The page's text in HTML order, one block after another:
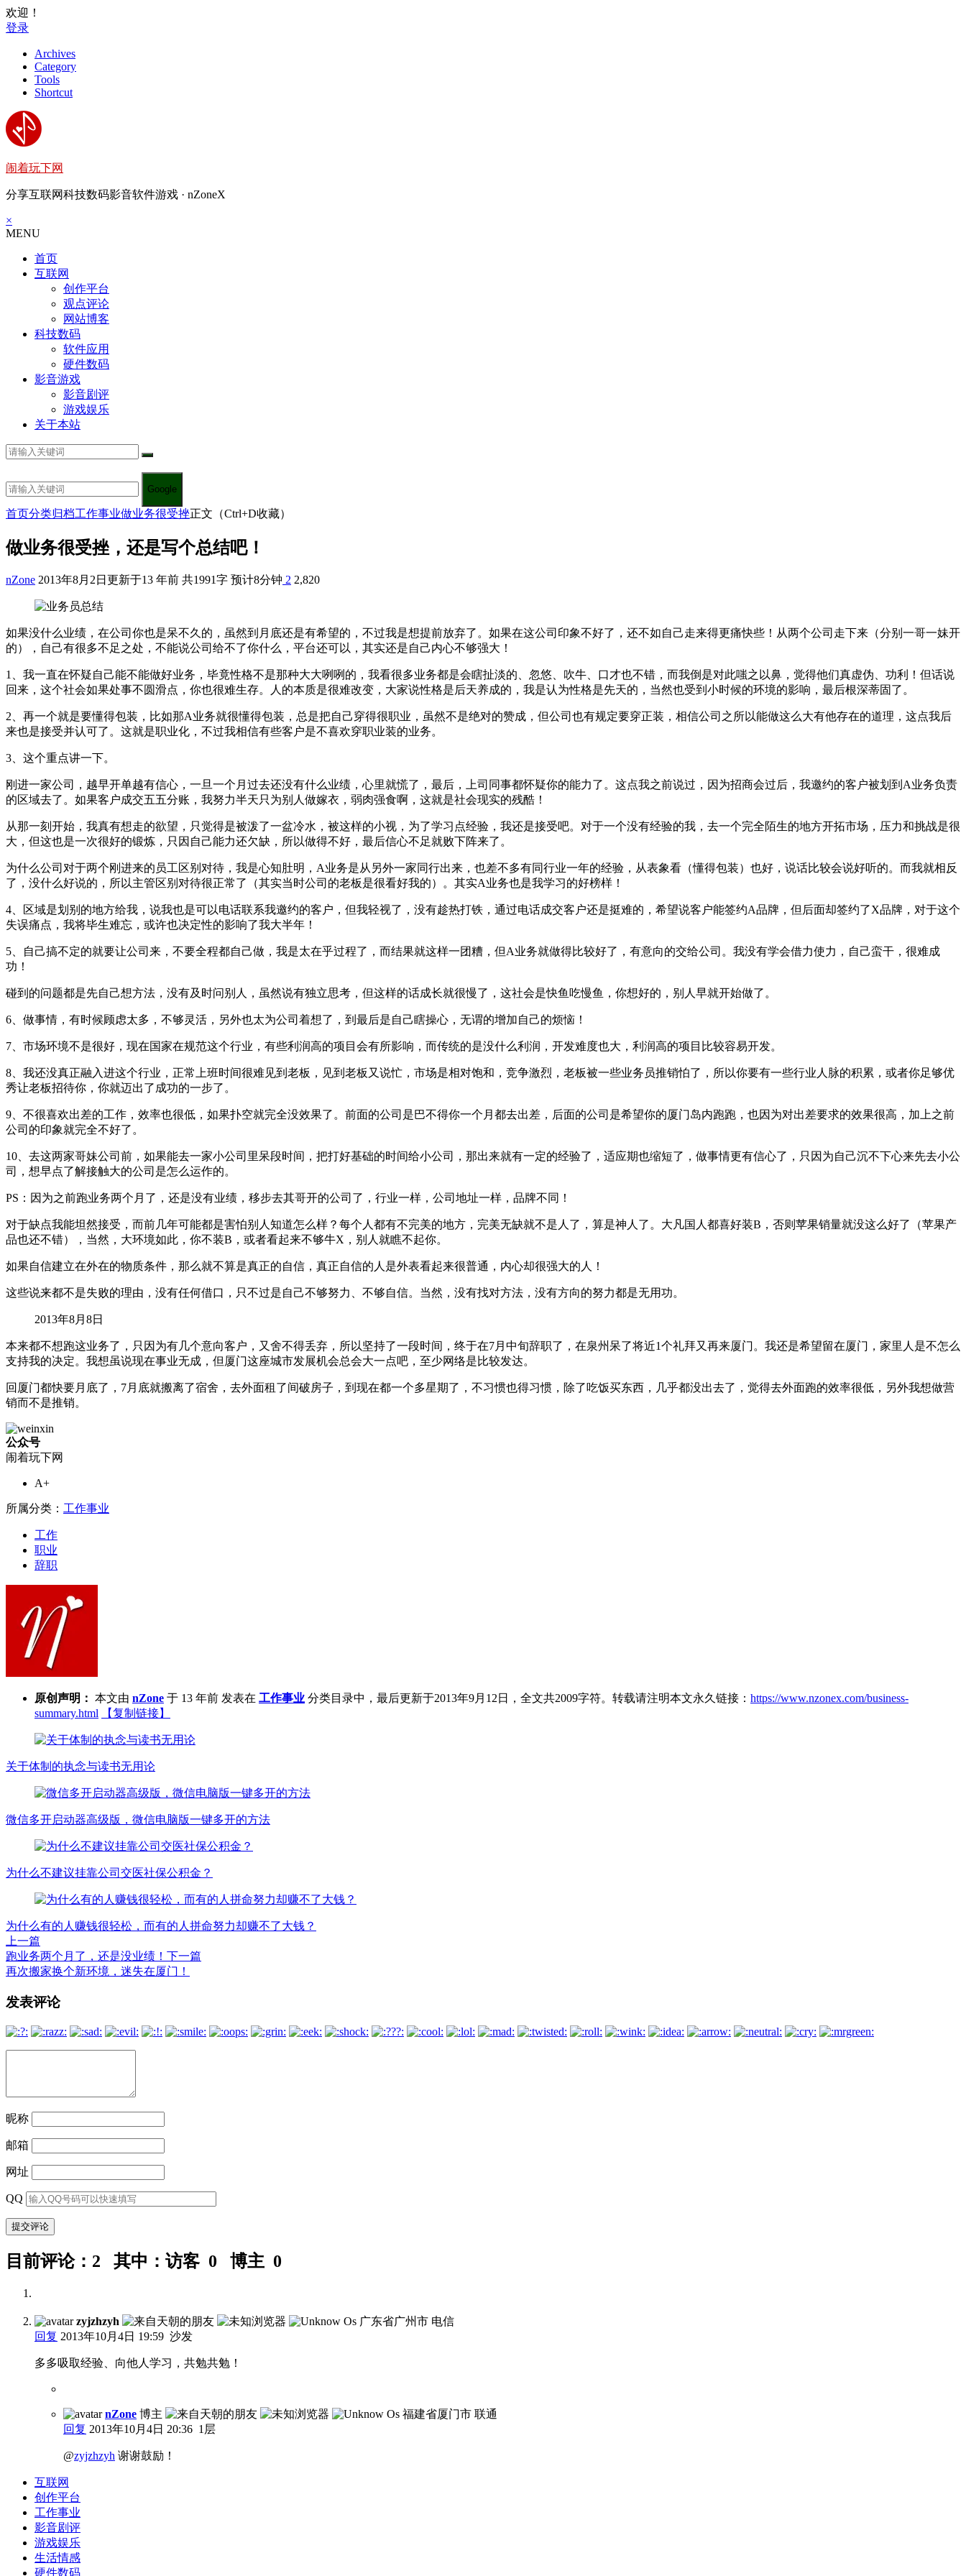
欢迎！
登录
Archives
Category
Tools
Shortcut
闹着玩下网
分享互联网科技数码影音软件游戏 · nZoneX
×
MENU
首页
互联网
创作平台
观点评论
网站博客
科技数码
软件应用
硬件数码
影音游戏
影音剧评
游戏娱乐
关于本站
Google
首页分类归档工作事业做业务很受挫正文（Ctrl+D收藏）
做业务很受挫，还是写个总结吧！
nZone 2013年8月2日 更新于13 年前 共1991字 预计8分钟 2 2,820
如果没什么业绩，在公司你也是呆不久的，虽然到月底还是有希望的，不过我是想提前放弃了。如果在这公司印象不好了，还不如自己走来得更痛快些！从两个公司走下来（分别一哥一妹开
的），自己有很多不足之处，不能说公司给不了你什么，平台还可以，其实还是自己内心不够强大！
1、我一直在怀疑自己能不能做好业务，毕竟性格不是那种大大咧咧的，我看很多业务都是会瞎扯淡的、忽悠、吹牛、口才也不错，而我倒是对此嗤之以鼻，觉得他们真虚伪、功利！但话说
回来，这个社会如果处事不圆滑点，你也很难生存。人的本质是很难改变，大家说性格是后天养成的，我是认为性格是先天的，当然也受到小时候的环境的影响，最后根深蒂固了。
2、再一个就是要懂得包装，比如那A业务就很懂得包装，总是把自己穿得很职业，虽然不是绝对的赞成，但公司也有规定要穿正装，相信公司之所以能做这么大有他存在的道理，这点我后
来也是接受并认可了。这就是职业化，不过我相信有些客户是不喜欢穿职业装的业务。
3、这个重点讲一下。
刚进一家公司，越早开单越有信心，一旦一个月过去还没有什么业绩，心里就慌了，最后，上司同事都怀疑你的能力了。这点我之前说过，因为招商会过后，我邀约的客户被划到A业务负责
的区域去了。如果客户成交五五分账，我努力半天只为别人做嫁衣，弱肉强食啊，这就是社会现实的残酷！
从那一刻开始，我真有想走的欲望，只觉得是被泼了一盆冷水，被这样的小视，为了学习点经验，我还是接受吧。对于一个没有经验的我，去一个完全陌生的地方开拓市场，压力和挑战是很
大，但这也是一次很好的锻炼，只因自己能力还欠缺，所以做得不好，最后信心不足就败下阵来了。
为什么公司对于两个刚进来的员工区别对待，我是心知肚明，A业务是从另外一家同行出来，也差不多有同行业一年的经验，从表象看（懂得包装）也好，说话比较会说好听的。而我就相反
了，没什么好说的，所以主管区别对待很正常了（其实当时公司的老板是很看好我的）。其实A业务也是我学习的好榜样！
4、区域是划别的地方给我，说我也是可以电话联系我邀约的客户，但我轻视了，没有趁热打铁，通过电话成交客户还是挺难的，希望说客户能签约A品牌，但后面却签约了X品牌，对于这个
失误痛点，我将毕生难忘，或许也决定性的影响了我大半年！
5、自己搞不定的就要让公司来，不要全程都自己做，我是太在乎过程了，而结果就这样一团糟，但A业务就做得比较好了，有意向的交给公司。我没有学会借力使力，自己蛮干，很难成
功！
碰到的问题都是先自己想方法，没有及时问别人，虽然说有独立思考，但这样的话成长就很慢了，这社会是快鱼吃慢鱼，你想好的，别人早就开始做了。
6、做事情，有时候顾虑太多，不够灵活，另外也太为公司着想了，到最后是自己瞎操心，无谓的增加自己的烦恼！
7、市场环境不是很好，现在国家在规范这个行业，有些利润高的项目会有所影响，而传统的是没什么利润，开发难度也大，利润高的项目比较容易开发。
8、我还没真正融入进这个行业，正常上班时间很难见到老板，见到老板又说忙，市场是相对饱和，竞争激烈，老板被一些业务员推销怕了，所以你要有一些行业人脉的积累，或者你足够优
秀让老板招待你，你就迈出了成功的一步了。
9、不很喜欢出差的工作，效率也很低，如果扑空就完全没效果了。前面的公司是巴不得你一个月都去出差，后面的公司是希望你的厦门岛内跑跑，也因为对出差要求的效果很高，加上之前
公司的印象就完全不好了。
10、去这两家哥妹公司前，如果能去一家小公司里呆段时间，把打好基础的时间给小公司，那出来就有一定的经验了，适应期也缩短了，做事情更有信心了，只因为自己沉不下心来先去小公
司，想早点了解接触大的公司是怎么运作的。
PS：因为之前跑业务两个月了，还是没有业绩，移步去其哥开的公司了，行业一样，公司地址一样，品牌不同！
对于缺点我能坦然接受，而前几年可能都是害怕别人知道怎么样？每个人都有不完美的地方，完美无缺就不是人了，算是神人了。大凡国人都喜好装B，否则苹果销量就没这么好了（苹果产
品也还不错），当然，大环境如此，你不装B，或者看起来不够牛X，别人就瞧不起你。
如果自信建立在外在的物质条件，那么就不算是真正的自信，真正自信的人是外表看起来很普通，内心却很强大的人！
这些说来都不是失败的理由，没有任何借口，只不过是自己不够努力、不够自信。当然，没有找对方法，没有方向的努力都是无用功。
2013年8月8日
本来都不想跑这业务了，只因为有几个意向客户，又舍不得丢弃，所以坚持了一段时间，终于在7月中旬辞职了，在泉州呆了将近1个礼拜又再来厦门。我还是希望留在厦门，家里人是不怎么
支持我的决定。我想虽说现在事业无成，但厦门这座城市发展机会总会大一点吧，至少网络是比较发达。
回厦门都快要月底了，7月底就搬离了宿舍，去外面租了间破房子，到现在都一个多星期了，不习惯也得习惯，除了吃饭买东西，几乎都没出去了，觉得去外面跑的效率很低，另外我想做营
销而不是推销。
公众号
闹着玩下网
A+
所属分类： 工作事业
工作
职业
辞职
原创声明： 本文由 nZone 于 13 年前 发表在 工作事业 分类目录中，最后更新于2013年9月12日，全文共2009字符。转载请注明本文永久链接： https://www.nzonex.com/business-
summary.html
【复制链接】
关于体制的执念与读书无用论
微信多开启动器高级版，微信电脑版一键多开的方法
为什么不建议挂靠公司交医社保公积金？
为什么有的人赚钱很轻松，而有的人拼命努力却赚不了大钱？
上一篇
跑业务两个月了，还是没业绩！
下一篇
再次搬家换个新环境，迷失在厦门！
文
章
导
发表评论
昵称
邮箱
网址
QQ
目前评论：2 其中：访客 0 博主 0
zyjzhzyh
广东省广州市 电信
回复 2013年10月4日 19:59 沙发
多多吸取经验、向他人学习，共勉共勉！
nZone 博主
福建省厦门市 联通
回复 2013年10月4日 20:36 1层
@zyjzhzyh 谢谢鼓励！
互联网
创作平台
工作事业
影音剧评
游戏娱乐
生活情感
硬件数码